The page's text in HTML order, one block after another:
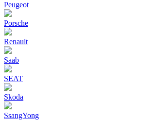
Peugeot
Porsche
Renault
Saab
SEAT
Skoda
SsangYong